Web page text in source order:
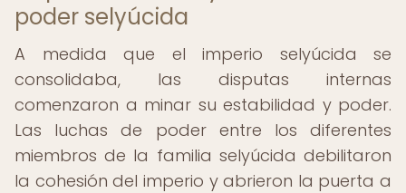
poder selyúcida
A medida que el imperio selyúcida se
consolidaba, las disputas internas
comenzaron a minar su estabilidad y poder.
Las luchas de poder entre los diferentes
miembros de la familia selyúcida debilitaron
la cohesión del imperio y abrieron la puerta a